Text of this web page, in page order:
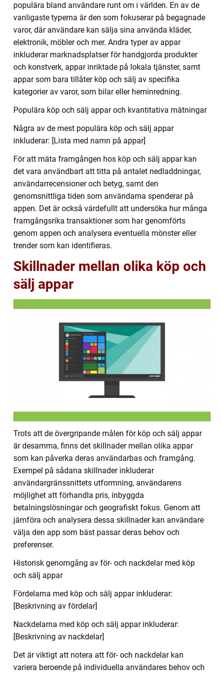
populära bland användare runt om i världen. En av de
vanligaste typerna är den som fokuserar på begagnade
varor, där användare kan sälja sina använda kläder,
elektronik, möbler och mer. Andra typer av appar
inkluderar marknadsplatser för handgjorda produkter
och konstverk, appar inriktade på lokala tjänster, samt
appar som bara tillåter köp och sälj av specifika
kategorier av varor, som bilar eller heminredning.
Populära köp och sälj appar och kvantitativa mätningar
Några av de mest populära köp och sälj appar
inkluderar: [Lista med namn på appar]
För att mäta framgången hos köp och sälj appar kan
det vara användbart att titta på antalet nedladdningar,
användarrecensioner och betyg, samt den
genomsnittliga tiden som användarna spenderar på
appen. Det är också värdefullt att undersöka hur många
framgångsrika transaktioner som har genomförts
genom appen och analysera eventuella mönster eller
trender som kan identifieras.
Skillnader mellan olika köp och
sälj appar
Trots att de övergripande målen för köp och sälj appar
är desamma, finns det skillnader mellan olika appar
som kan påverka deras användarbas och framgång.
Exempel på sådana skillnader inkluderar
användargränssnittets utformning, användarens
möjlighet att förhandla pris, inbyggda
betalningslösningar och geografiskt fokus. Genom att
jämföra och analysera dessa skillnader kan användare
välja den app som bäst passar deras behov och
preferenser.
Historisk genomgång av för- och nackdelar med köp
och sälj appar
Fördelarna med köp och sälj appar inkluderar:
[Beskrivning av fördelar]
Nackdelarna med köp och sälj appar inkluderar:
[Beskrivning av nackdelar]
Det är viktigt att notera att för- och nackdelar kan
variera beroende på individuella användares behov och